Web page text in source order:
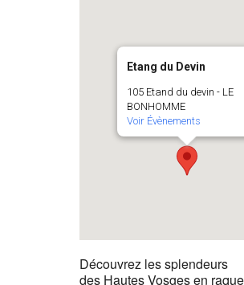
Etang du Devin
105 Etand du devin - LE
BONHOMME
Voir Évènements
Découvrez les splendeurs
des Hautes Vosges en